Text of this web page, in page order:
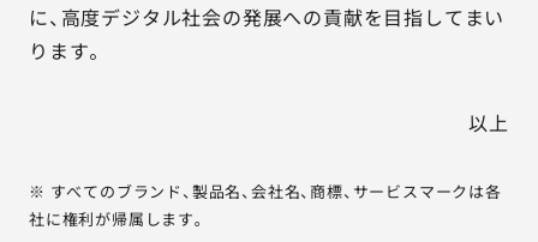
に、高度デジタル社会の発展への貢献を目指してまい
ります。
以上
※ すべてのブランド、製品名、会社名、商標、サービスマークは各
社に権利が帰属します。